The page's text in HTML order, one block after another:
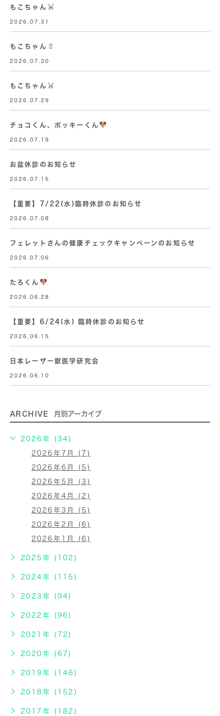
もこちゃん
2026.07.31
もこちゃん
2026.07.30
もこちゃん
2026.07.29
チョコくん、ポッキーくん
2026.07.19
お盆休診のお知らせ
2026.07.15
【重要】7/22(水)臨時休診のお知らせ
2026.07.08
フェレットさんの健康チェックキャンペーンのお知らせ
2026.07.06
たろくん
2026.06.28
【重要】6/24(水) 臨時休診のお知らせ
2026.06.15
日本レーザー獣医学研究会
2026.06.10
ARCHIVE 月別アーカイブ
2026年 (34)
2026年7月 (7)
2026年6月 (5)
2026年5月 (3)
2026年4月 (2)
2026年3月 (5)
2026年2月 (6)
2026年1月 (6)
2025年 (102)
2024年 (115)
2023年 (94)
2022年 (96)
2021年 (72)
2020年 (67)
2019年 (146)
2018年 (152)
2017年 (182)